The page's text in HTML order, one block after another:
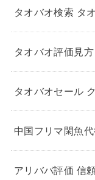
タオバオ検索 タ
タオバオ評価見
タオバオセール
中国フリマ閑魚
アリババ評価 信